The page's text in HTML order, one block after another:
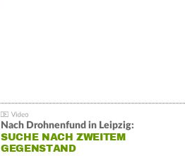
Nach Drohnenfund in Leipzig:
SUCHE NACH ZWEITEM
GEGENSTAND